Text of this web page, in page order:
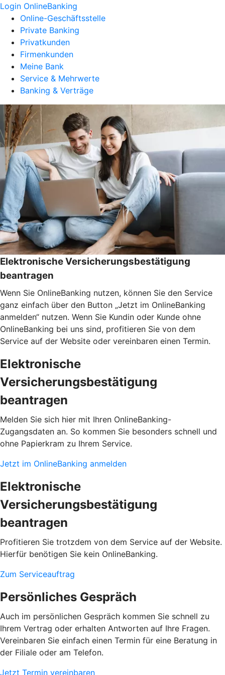
Login OnlineBanking
Online-Geschäftsstelle
Private Banking
Privatkunden
Firmenkunden
Meine Bank
Service & Mehrwerte
Banking & Verträge
Elektronische Versicherungsbestätigung
beantragen
Wenn Sie OnlineBanking nutzen, können Sie den Service
ganz einfach über den Button „Jetzt im OnlineBanking
anmelden“ nutzen. Wenn Sie Kundin oder Kunde ohne
OnlineBanking bei uns sind, profitieren Sie von dem
Service auf der Website oder vereinbaren einen Termin.
Elektronische
Versicherungsbestätigung
beantragen
Melden Sie sich hier mit Ihren OnlineBanking-
Zugangsdaten an. So kommen Sie besonders schnell und
ohne Papierkram zu Ihrem Service.
Jetzt im OnlineBanking anmelden
Elektronische
Versicherungsbestätigung
beantragen
Profitieren Sie trotzdem von dem Service auf der Website.
Hierfür benötigen Sie kein OnlineBanking.
Zum Serviceauftrag
Persönliches Gespräch
Auch im persönlichen Gespräch kommen Sie schnell zu
Ihrem Vertrag oder erhalten Antworten auf Ihre Fragen.
Vereinbaren Sie einfach einen Termin für eine Beratung in
der Filiale oder am Telefon.
Jetzt Termin vereinbaren